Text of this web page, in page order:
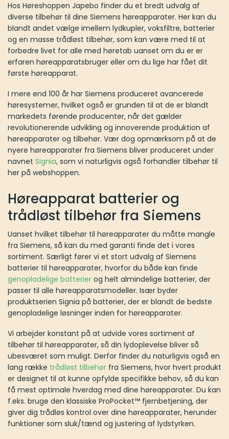
Hos Høreshoppen Japebo finder du et bredt udvalg af
diverse tilbehør til dine Siemens høreapparater. Her kan du
blandt andet vælge imellem lydkupler, voksfiltre, batterier
og en masse trådløst tilbehør, som kan være med til at
forbedre livet for alle med høretab uanset om du er er
erfaren høreapparatsbruger eller om du lige har fået dit
første høreapparat.
I mere end 100 år har Siemens produceret avancerede
høresystemer, hvilket også er grunden til at de er blandt
markedets førende producenter, når det gælder
revolutionerende udvikling og innoverende produktion af
høreapparater og tilbehør. Vær dog opmærksom på at de
nyere høreapparater fra Siemens bliver produceret under
navnet Signia, som vi naturligvis også forhandler tilbehør til
her på webshoppen.
Høreapparat batterier og
trådløst tilbehør fra Siemens
Uanset hvilket tilbehør til høreapparater du måtte mangle
fra Siemens, så kan du med garanti finde det i vores
sortiment. Særligt fører vi et stort udvalg af Siemens
batterier til høreapparater, hvorfor du både kan finde
genopladelige batterier og helt almindelige batterier, der
passer til alle høreapparatsmodeller. Især byder
produktserien Signia på batterier, der er blandt de bedste
genopladelige løsninger inden for høreapparater.
Vi arbejder konstant på at udvide vores sortiment af
tilbehør til høreapparater, så din lydoplevelse bliver så
ubesværet som muligt. Derfor finder du naturligvis også en
lang række trådløst tilbehør fra Siemens, hvor hvert produkt
er designet til at kunne opfylde specifikke behov, så du kan
få mest optimale hverdag med dine høreapparater. Du kan
f.eks. bruge den klassiske ProPocket™ fjernbetjening, der
giver dig trådløs kontrol over dine høreapparater, herunder
funktioner som sluk/tænd og justering af lydstyrken.